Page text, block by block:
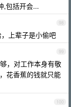
,包括开会...
98
上辈子是小偷吧
99
，对工作本身有敬
花香蕉的钱就只能
100